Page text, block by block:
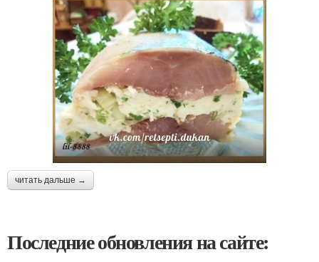
читать дальше →
Последние обновления на сайте: